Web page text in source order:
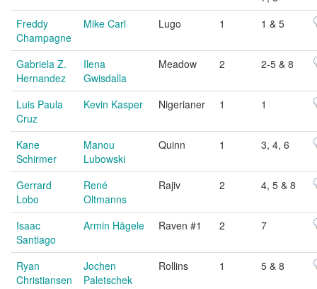
Freddy
Champagne
Mike Carl Lugo 1 1 & 5
Gabriela Z.
Hernandez
Ilena
Gwisdalla
Meadow 2 2-5 & 8
Luis Paula
Cruz
Kevin Kasper Nigerianer 1 1
Kane
Schirmer
Manou
Lubowski
Quinn 1 3, 4, 6
Gerrard
Lobo
René
Oltmanns
Rajiv 2 4, 5 & 8
Isaac
Santiago
Armin Hägele Raven #1 2 7
Ryan
Christiansen
Jochen
Paletschek
Rollins 1 5 & 8